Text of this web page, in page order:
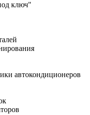
ключ"
автокондиционеров